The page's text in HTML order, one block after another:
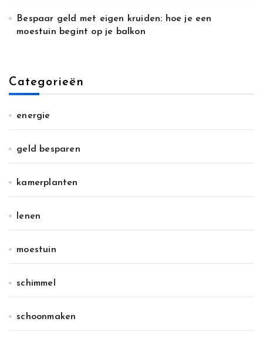
Bespaar geld met eigen kruiden: hoe je een
moestuin begint op je balkon
Categorieën
energie
geld besparen
kamerplanten
lenen
moestuin
schimmel
schoonmaken